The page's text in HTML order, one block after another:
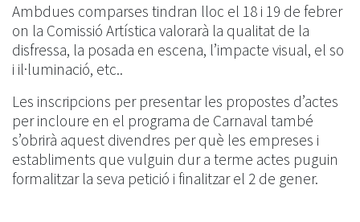
Ambdues comparses tindran lloc el 18 i 19 de febrer
on la Comissió Artística valorarà la qualitat de la
disfressa, la posada en escena, l’impacte visual, el so
i il·luminació, etc..
Les inscripcions per presentar les propostes d’actes
per incloure en el programa de Carnaval també
s’obrirà aquest divendres per què les empreses i
establiments que vulguin dur a terme actes puguin
formalitzar la seva petició i finalitzar el 2 de gener.